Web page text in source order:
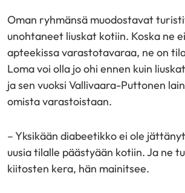
Oman ryhmänsä muodostavat
unohtaneet liuskat kotiin. Koska ne
apteekissa varastotavaraa, ne on
Loma voi olla jo ohi ennen kuin
ja sen vuoksi Vallivaara-Puttonen
omista varastoistaan.
– Yksikään diabeetikko ei ole
uusia tilalle päästyään kotiin. Ja ne
kiitosten kera, hän mainitsee.